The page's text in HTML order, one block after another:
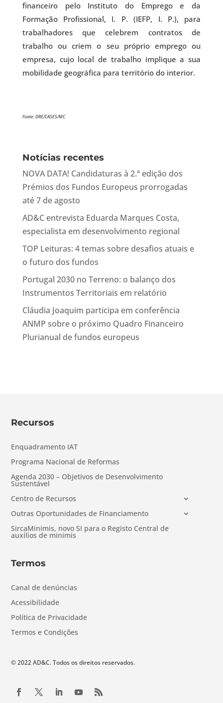
financeiro pelo Instituto do Emprego e da
Formação Profissional, I. P. (IEFP, I. P.), para
trabalhadores que celebrem contratos de
trabalho ou criem o seu próprio emprego ou
empresa, cujo local de trabalho implique a sua
mobilidade geográfica para território do interior.
Fonte: DRE/CASES/MC
Notícias recentes
NOVA DATA! Candidaturas à 2.ª edição dos
Prémios dos Fundos Europeus prorrogadas
até 7 de agosto
AD&C entrevista Eduarda Marques Costa,
especialista em desenvolvimento regional
TOP Leituras: 4 temas sobre desafios atuais e
o futuro dos fundos
Portugal 2030 no Terreno: o balanço dos
Instrumentos Territoriais em relatório
Cláudia Joaquim participa em conferência
ANMP sobre o próximo Quadro Financeiro
Plurianual de fundos europeus
Recursos
Enquadramento IAT
Programa Nacional de Reformas
Agenda 2030 – Objetivos de Desenvolvimento
Sustentável
Centro de Recursos
Outras Oportunidades de Financiamento
SircaMinimis, novo SI para o Registo Central de
auxílios de minimis
Termos
Canal de denúncias
Acessibilidade
Política de Privacidade
Termos e Condições
© 2022 AD&C. Todos os direitos reservados.